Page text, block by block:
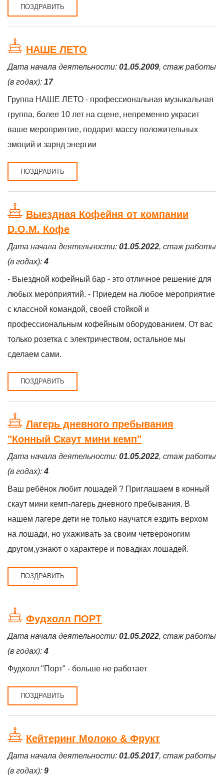
ПОЗДРАВИТЬ
НАШЕ ЛЕТО
Дата начала деятельности: 01.05.2009, стаж работы
(в годах): 17
Группа НАШЕ ЛЕТО - профессиональная музыкальная
группа, более 10 лет на сцене, непременно украсит
ваше мероприятие, подарит массу положительных
эмоций и заряд энергии
ПОЗДРАВИТЬ
Выездная Кофейня от компании
D.O.M. Кофе
Дата начала деятельности: 01.05.2022, стаж работы
(в годах):4
- Выездной кофейный бар - это отличное решение для
любых мероприятий. - Приедем на любое мероприятие
с классной командой, своей стойкой и
профессиональным кофейным оборудованием. От вас
только розетка с электричеством, остальное мы
сделаем сами.
ПОЗДРАВИТЬ
Лагерь дневного пребывания
"Конный Скаут мини кемп"
Дата начала деятельности: 01.05.2022, стаж работы
(в годах):4
Ваш ребёнок любит лошадей ? Приглашаем в конный
скаут мини кемп-лагерь дневного пребывания. В
нашем лагере дети не только научатся ездить верхом
на лошади, но ухаживать за своим четвероногим
другом,узнают о характере и повадках лошадей.
ПОЗДРАВИТЬ
Фудхолл ПОРТ
Дата начала деятельности: 01.05.2022, стаж работы
(в годах):4
Фудхолл "Порт" - больше не работает
ПОЗДРАВИТЬ
Кейтеринг Молоко & Фрукт
Дата начала деятельности: 01.05.2017, стаж работы
(в годах): 9